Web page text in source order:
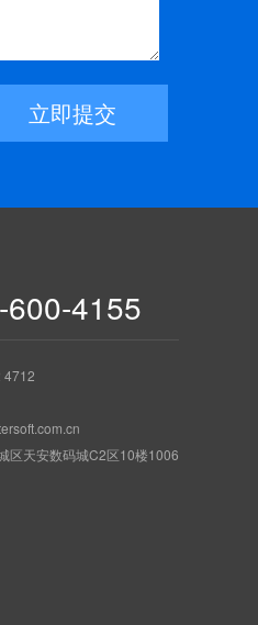
立即提交
4155
4712
区天安数码城C2区10楼1006